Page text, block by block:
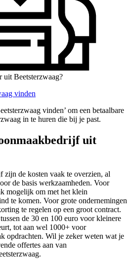
uit Beetsterzwaag?
vinden
vinden’ om een betaalbare
in te huren die bij je past.
uit
zijn de kosten vaak te overzien, al
de basis werkzaamheden. Voor
mogelijk om met het klein
te komen. Voor grote ondernemingen
te regelen op een groot contract.
de 30 en 100 euro voor kleinere
tot aan wel 1000+ voor
opdrachten. Wil je zeker weten wat je
offertes aan van